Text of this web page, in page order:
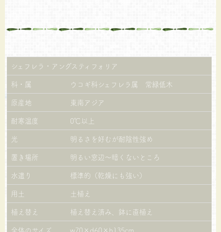
シェフレラ・アングスティフォリア
科・属
ウコギ科シェフレラ属 常緑低木
原産地
東南アジア
耐寒温度
0℃以上
光
明るさを好むが耐陰性強め
置き場所
明るい窓辺～暗くないところ
水遣り
標準的（乾燥にも強い）
用土
土植え
植え替え
植え替え済み、鉢に直植え
全体のサイズ
w70×d60×h135cm